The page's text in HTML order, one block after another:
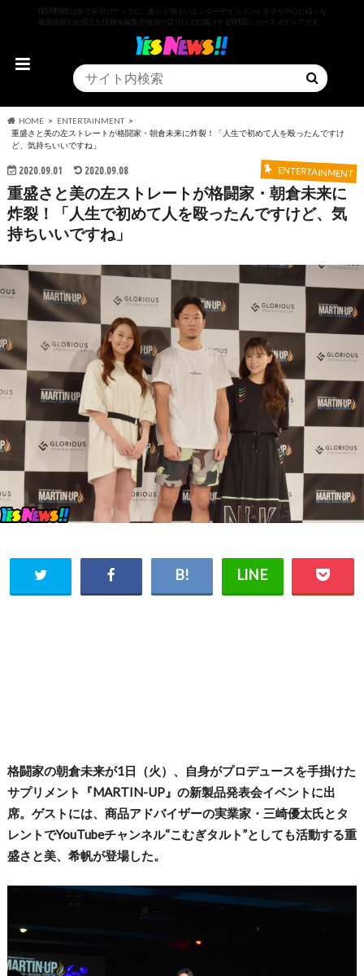
YESNEWSは全てをポジティブに、楽しく明るいエンターテインメントネタを中心に様々な
最新情報やお役立ち情報を編集部独自の切り口でお届けするWEBニュースメディアです。
HOME
ENTERTAINMENT
重盛さと美の左ストレートが格闘家・朝倉未来に炸裂！「人生で初めて人を殴ったんですけ
ど、気持ちいいですね」
2020.09.01 2020.09.08 ENTERTAINMENT
重盛さと美の左ストレートが格闘家・朝倉未来に
炸裂！「人生で初めて人を殴ったんですけど、気
持ちいいですね」
格闘家の朝倉未来が1日（火）、自身がプロデュースを手掛けた
サプリメント『MARTIN-UP』の新製品発表会イベントに出
席。ゲストには、商品アドバイザーの実業家・三崎優太氏とタ
レントでYouTubeチャンネル“こむぎタルト”としても活動する重
盛さと美、希帆が登場した。